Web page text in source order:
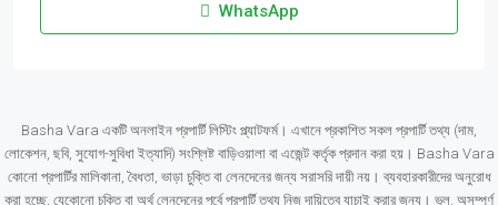
WhatsApp
Basha Vara একটি অনলাইন প্রপার্টি লিস্টিং প্ল্যাটফর্ম। এখানে প্রকাশিত সকল প্রপার্টি তথ্য (দাম,
লোকেশন, ছবি, সুযোগ-সুবিধা ইত্যাদি) সংশ্লিষ্ট বাড়িওয়ালা বা এজেন্ট কর্তৃক প্রদান করা হয়। Basha Vara
কোনো প্রপার্টির মালিকানা, বৈধতা, ভাড়া চুক্তি বা লেনদেনের জন্য সরাসরি দায়ী নয়। ব্যবহারকারীদের অনুরোধ
করা হচ্ছে, যেকোনো চুক্তি বা অর্থ লেনদেনের পূর্বে প্রপার্টি তথ্য নিজ দায়িত্বে যাচাই করার জন্য। ভুল, অসম্পূর্ণ